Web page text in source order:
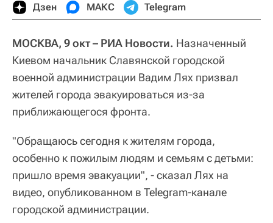
Дзен МАКС Telegram
МОСКВА, 9 окт – РИА Новости. Назначенный
Киевом начальник Славянской городской
военной администрации Вадим Лях призвал
жителей города эвакуироваться из-за
приближающегося фронта.
"Обращаюсь сегодня к жителям города,
особенно к пожилым людям и семьям с детьми:
пришло время эвакуации", - сказал Лях на
видео, опубликованном в Telegram-канале
городской администрации.